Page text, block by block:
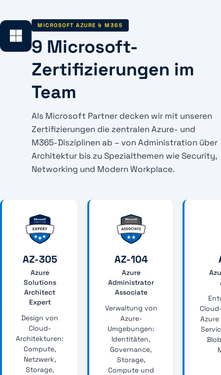
MICROSOFT AZURE & M365
9 Microsoft-
Zertifizierungen im
Team
Als Microsoft Partner decken wir mit unseren
Zertifizierungen die zentralen Azure- und
M365-Disziplinen ab – von Administration über
Architektur bis zu Spezialthemen wie Security,
Networking und Modern Workplace.
AZ-305
Azure
Solutions
Architect
Expert
Design von
Cloud-
Architekturen:
Compute,
Netzwerk,
Storage,
AZ-104
Azure
Administrator
Associate
Verwaltung von
Azure-
Umgebungen:
Identitäten,
Governance,
Storage,
Compute und